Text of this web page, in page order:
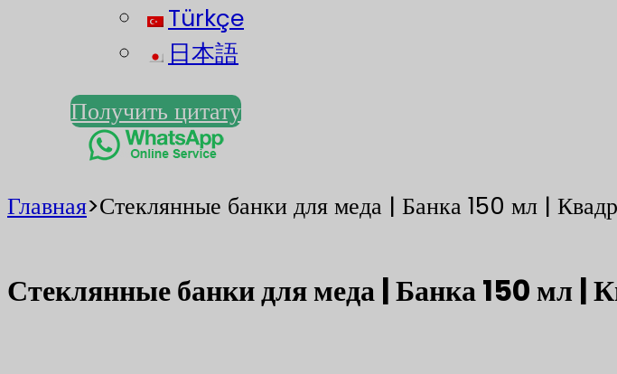
Türkçe
日本語
Получить цитату
Главная>Стеклянные банки для меда | Банка 150 мл |
Стеклянные банки для меда | Банка 150 мл |